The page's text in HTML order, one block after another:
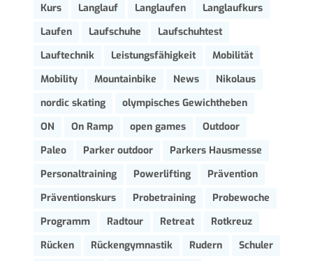
Kurs
Langlauf Langlaufen
Langlaufkurs
Laufen
Laufschuhe
Laufschuhtest
Lauftechnik
Leistungsfähigkeit
Mobilität
Mobility
Mountainbike News
Nikolaus
nordic skating
olympisches Gewichtheben
ON
On Ramp open games
Outdoor
Paleo
Parker outdoor
Parkers Hausmesse
Personaltraining
Powerlifting
Prävention
Präventionskurs
Probetraining
Probewoche
Programm
Radtour Retreat
Rotkreuz
Rücken
Rückengymnastik Rudern
Schuler